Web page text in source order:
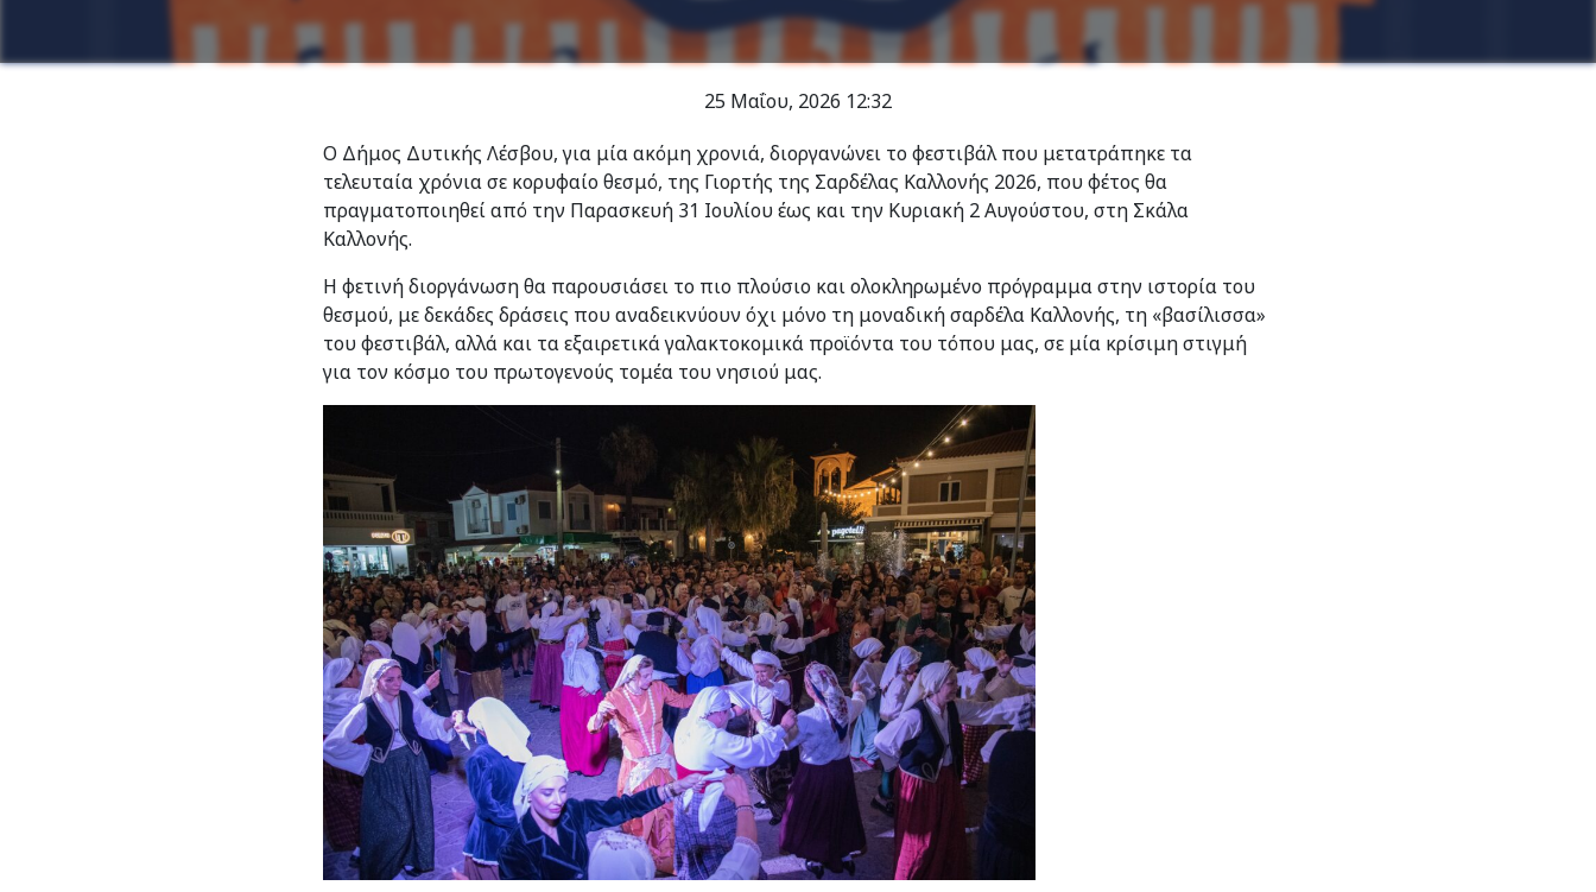
25 Μαΐου, 2026 12:32
Ο Δήμος Δυτικής Λέσβου, για μία ακόμη χρονιά, διοργανώνει το φεστιβάλ που μετατράπηκε τα
τελευταία χρόνια σε κορυφαίο θεσμό, της Γιορτής της Σαρδέλας Καλλονής 2026, που φέτος θα
πραγματοποιηθεί από την Παρασκευή 31 Ιουλίου έως και την Κυριακή 2 Αυγούστου, στη Σκάλα
Καλλονής.
Η φετινή διοργάνωση θα παρουσιάσει το πιο πλούσιο και ολοκληρωμένο πρόγραμμα στην ιστορία του
θεσμού, με δεκάδες δράσεις που αναδεικνύουν όχι μόνο τη μοναδική σαρδέλα Καλλονής, τη «βασίλισσα»
του φεστιβάλ, αλλά και τα εξαιρετικά γαλακτοκομικά προϊόντα του τόπου μας, σε μία κρίσιμη στιγμή
για τον κόσμο του πρωτογενούς τομέα του νησιού μας.